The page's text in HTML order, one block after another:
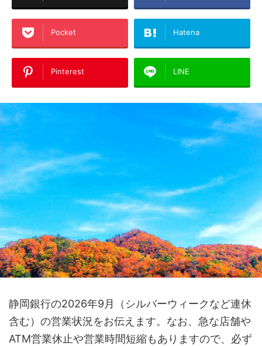
Pocket Hatena
Pinterest LINE
静岡銀行の2026年9月（シルバーウィークなど連休
含む）の営業状況をお伝えます。なお、急な店舗や
ATM営業休止や営業時間短縮もありますので、必ず